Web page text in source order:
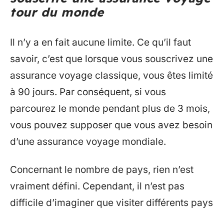
tour du monde
Il n’y a en fait aucune limite. Ce qu’il faut
savoir, c’est que lorsque vous souscrivez une
assurance voyage classique, vous êtes limité
à 90 jours. Par conséquent, si vous
parcourez le monde pendant plus de 3 mois,
vous pouvez supposer que vous avez besoin
d’une assurance voyage mondiale.
Concernant le nombre de pays, rien n’est
vraiment défini. Cependant, il n’est pas
difficile d’imaginer que visiter différents pays